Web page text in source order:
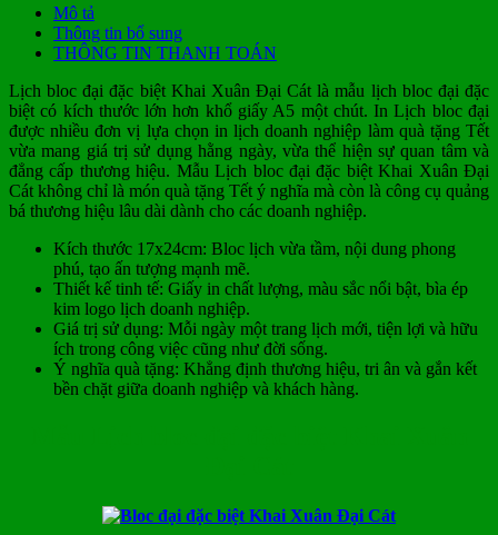
Mô tả
Thông tin bổ sung
THÔNG TIN THANH TOÁN
Lịch bloc đại đặc biệt Khai Xuân Đại Cát là mẫu lịch bloc đại đặc
biệt có kích thước lớn hơn khổ giấy A5 một chút. In Lịch bloc đại
được nhiều đơn vị lựa chọn in lịch doanh nghiệp làm quà tặng Tết
vừa mang giá trị sử dụng hằng ngày, vừa thể hiện sự quan tâm và
đẳng cấp thương hiệu. Mẫu Lịch bloc đại đặc biệt Khai Xuân Đại
Cát không chỉ là món quà tặng Tết ý nghĩa mà còn là công cụ quảng
bá thương hiệu lâu dài dành cho các doanh nghiệp.
Kích thước 17x24cm: Bloc lịch vừa tầm, nội dung phong
phú, tạo ấn tượng mạnh mẽ.
Thiết kế tinh tế: Giấy in chất lượng, màu sắc nổi bật, bìa ép
kim logo lịch doanh nghiệp.
Giá trị sử dụng: Mỗi ngày một trang lịch mới, tiện lợi và hữu
ích trong công việc cũng như đời sống.
Ý nghĩa quà tặng: Khẳng định thương hiệu, tri ân và gắn kết
bền chặt giữa doanh nghiệp và khách hàng.